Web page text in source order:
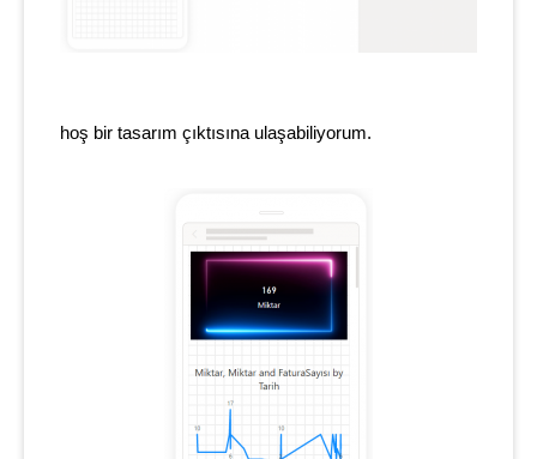
hoş bir tasarım çıktısına ulaşabiliyorum.